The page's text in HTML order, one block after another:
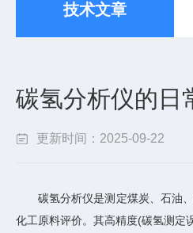
技术文章
碳氢分析仪的日
更新时间：2025-09-22
碳氢分析仪是测定煤炭、石油、
化工原料评价。其高精度(碳氢测定